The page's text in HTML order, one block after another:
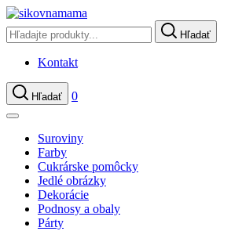
Hľadať
Kontakt
Hľadať 0
Suroviny
Farby
Cukrárske pomôcky
Jedlé obrázky
Dekorácie
Podnosy a obaly
Párty